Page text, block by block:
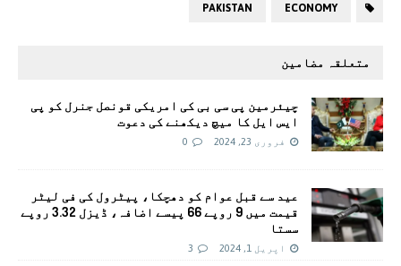
ECONOMY
PAKISTAN
متعلقہ مضامین
چیئرمین پی سی بی کی امریکی قونصل جنرل کو پی
ایس ایل کا میچ دیکھنے کی دعوت
فروری 23, 2024 0
عید سے قبل عوام کو دھچکا، پیٹرول کی فی لیٹر
قیمت میں 9 روپے 66 پیسے اضافہ، ڈیزل 3.32 روپے
سستا
اپریل 1, 2024 3